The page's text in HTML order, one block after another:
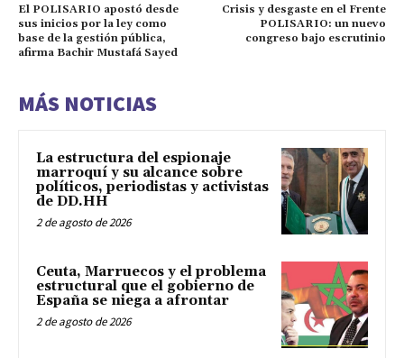
El POLISARIO apostó desde
sus inicios por la ley como
base de la gestión pública,
afirma Bachir Mustafá Sayed
Crisis y desgaste en el Frente
POLISARIO: un nuevo
congreso bajo escrutinio
MÁS NOTICIAS
La estructura del espionaje
marroquí y su alcance sobre
políticos, periodistas y activistas
de DD.HH
2 de agosto de 2026
Ceuta, Marruecos y el problema
estructural que el gobierno de
España se niega a afrontar
2 de agosto de 2026